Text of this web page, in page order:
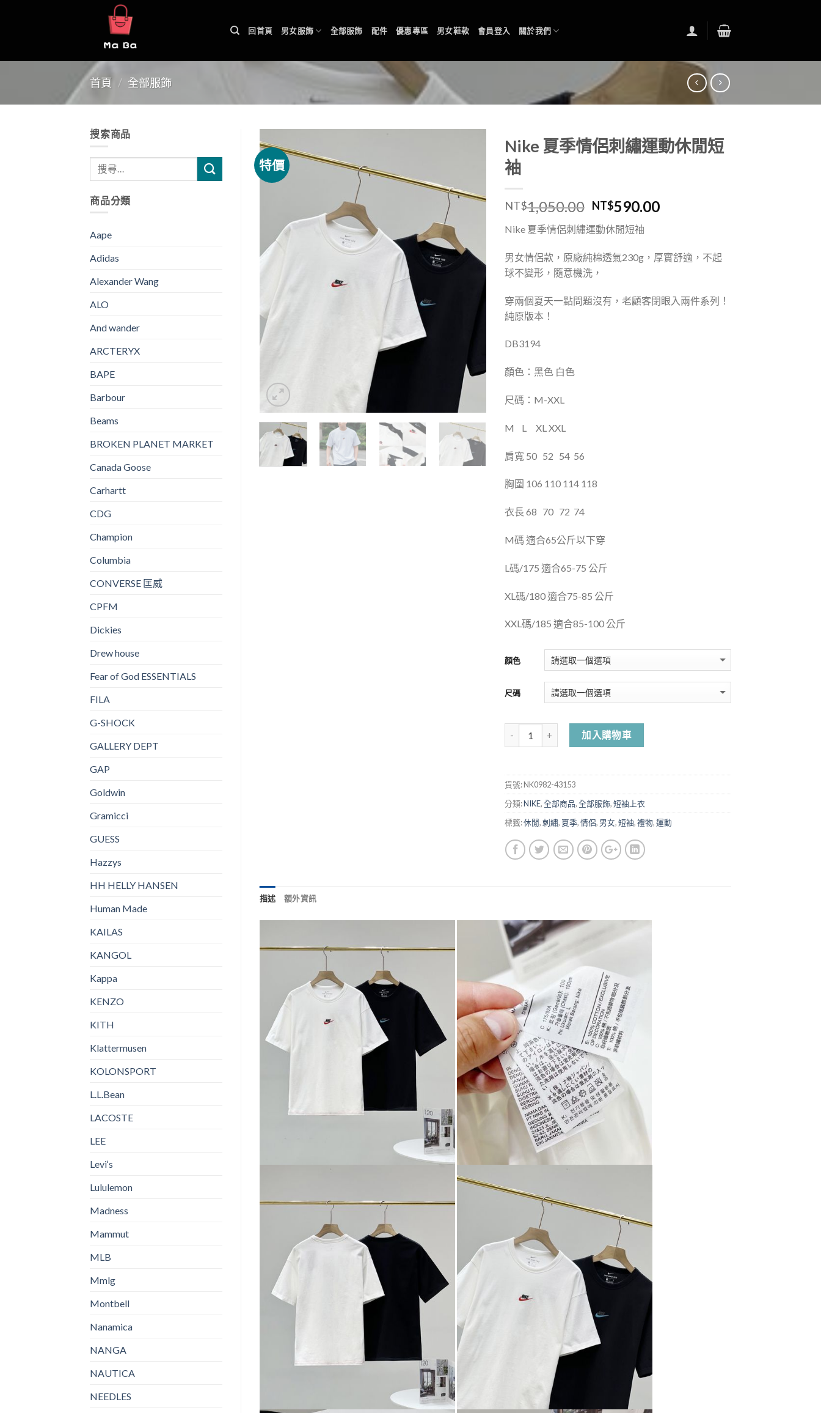
回首頁 男女服飾 全部服飾 配件 優惠專區 男女鞋款 會員登入 關於我們
首頁 / 全部服飾
特價
Nike 夏季情侶刺繡運動休閒短
袖
NT$1,050.00 NT$590.00
Nike 夏季情侶刺繡運動休閒短袖
男女情侶款，原廠純棉透氣230g，厚實舒適，不起
球不變形，隨意機洗，
穿兩個夏天一點問題沒有，老顧客閉眼入兩件系列！
純原版本！
DB3194
顏色：黑色 白色
尺碼：M-XXL
M L XL XXL
肩寬 50 52 54 56
胸圍 106 110 114 118
衣長 68 70 72 74
M碼 適合65公斤以下穿
L碼/175 適合65-75 公斤
XL碼/180 適合75-85 公斤
XXL碼/185 適合85-100 公斤
顏色
尺碼
加入購物車
貨號:NK0982-43153
分類:NIKE,全部商品,全部服飾,短袖上衣
標籤:休閒,刺繡, 夏季,情侶, 男女,短袖,禮物,運動
描述 額外資訊
搜索商品
商品分類
Aape
Adidas
Alexander Wang
ALO
And wander
ARCTERYX
BAPE
Barbour
Beams
BROKEN PLANET MARKET
Canada Goose
Carhartt
CDG
Champion
Columbia
CONVERSE 匡威
CPFM
Dickies
Drew house
Fear of God ESSENTIALS
FILA
G-SHOCK
GALLERY DEPT
GAP
Goldwin
Gramicci
GUESS
Hazzys
HH HELLY HANSEN
Human Made
KAILAS
KANGOL
Kappa
KENZO
KITH
Klattermusen
KOLONSPORT
L.L.Bean
LACOSTE
LEE
Levi‘s
Lululemon
Madness
Mammut
MLB
Mmlg
Montbell
Nanamica
NANGA
NAUTICA
NEEDLES